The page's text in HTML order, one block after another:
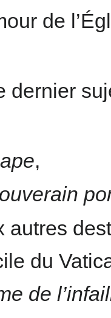
de
dernier
,
autres
du
de